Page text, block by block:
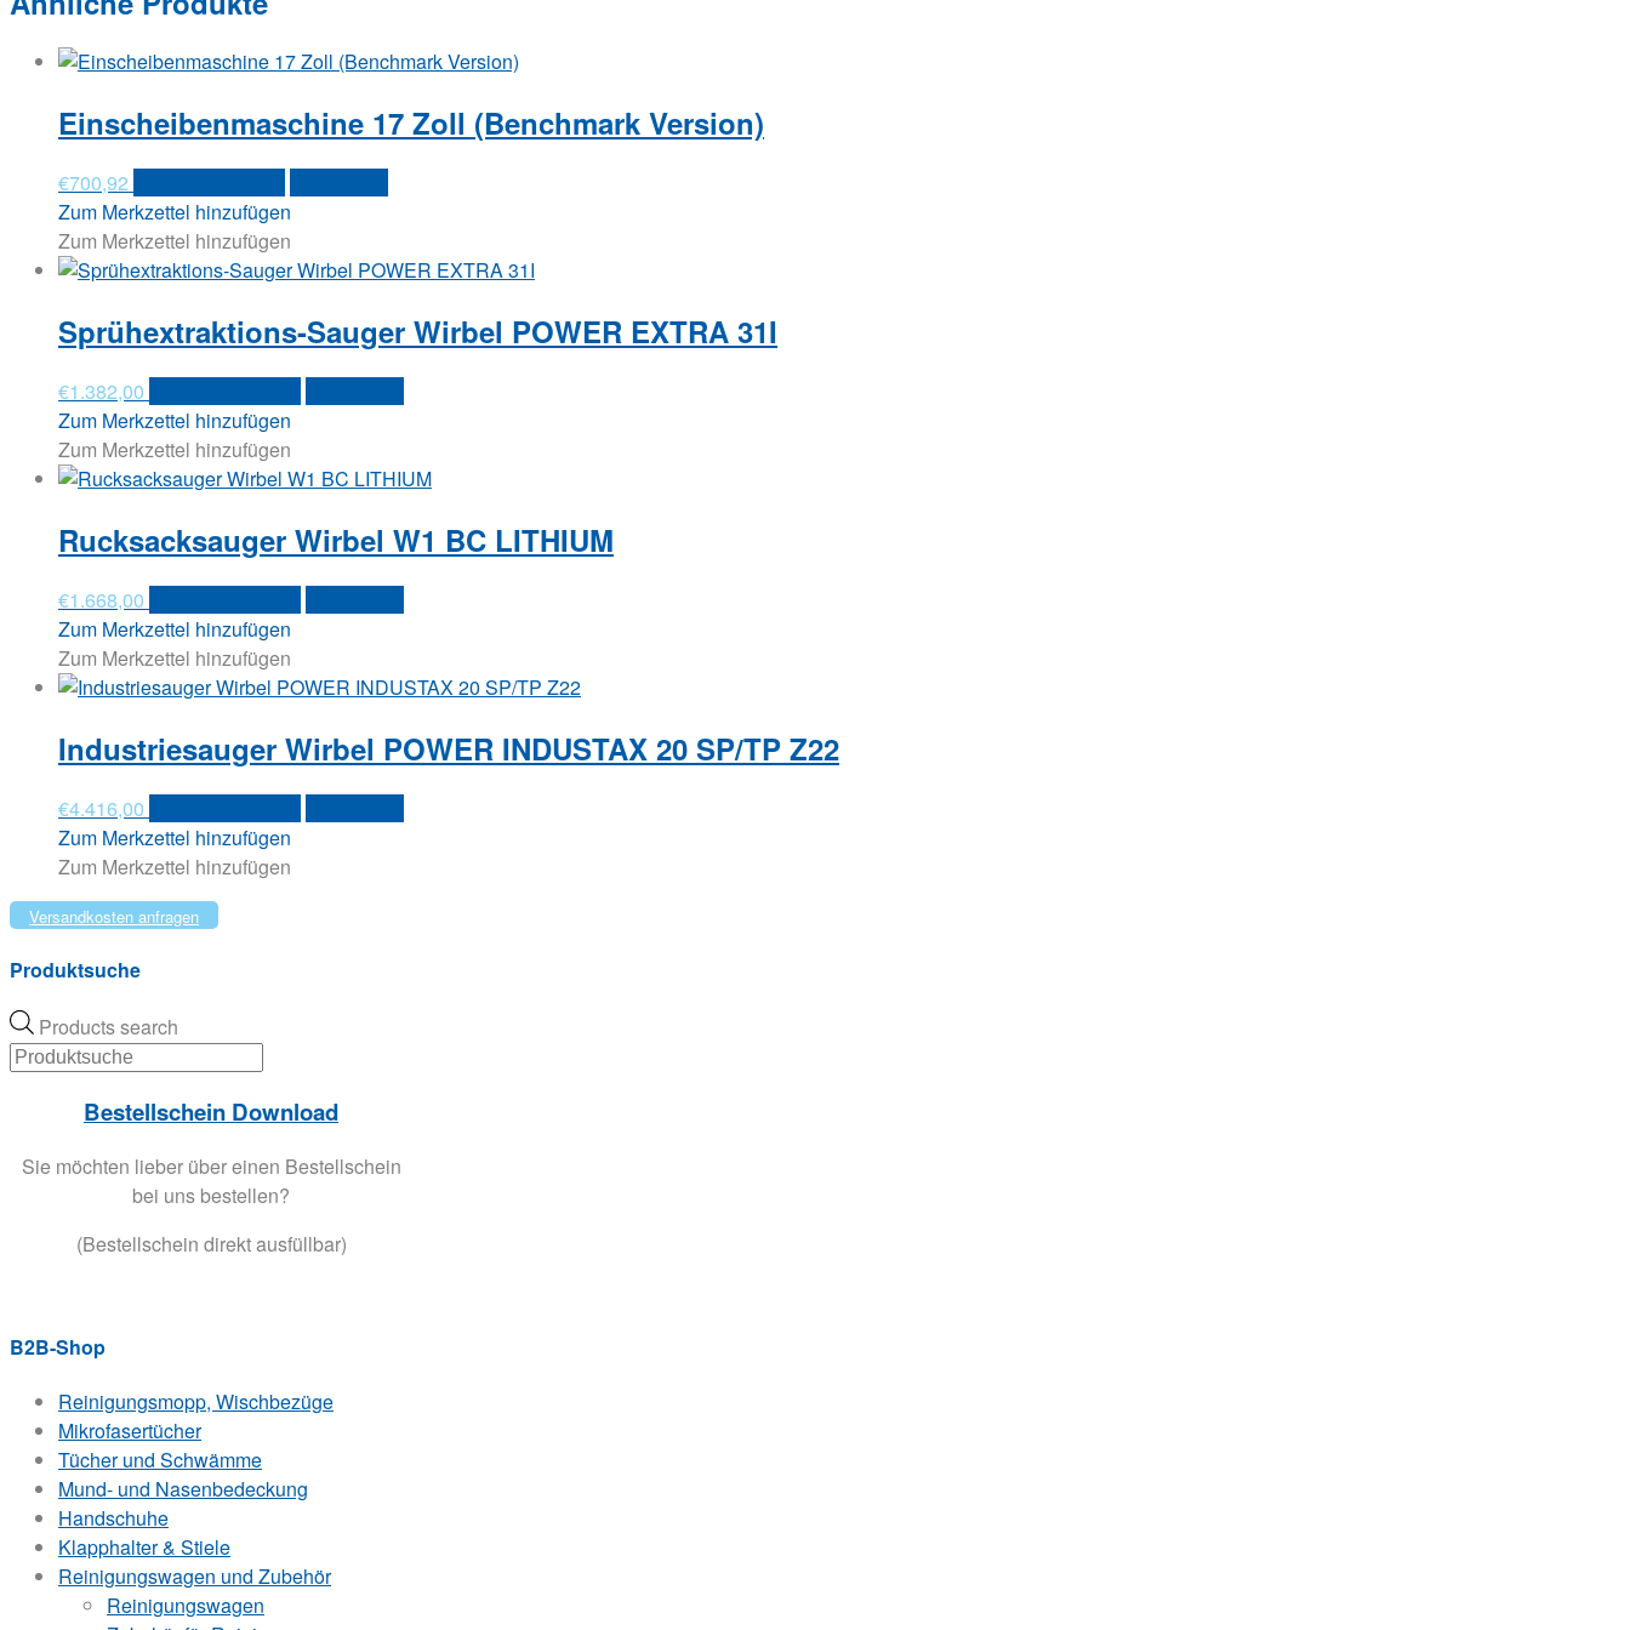
Einscheibenmaschine 17 Zoll (Benchmark Version)
€700,92
Zum Merkzettel hinzufügen
Zum Merkzettel hinzufügen
Sprühextraktions-Sauger Wirbel POWER EXTRA 31I
€1.382,00
Zum Merkzettel hinzufügen
Zum Merkzettel hinzufügen
Rucksacksauger Wirbel W1 BC LITHIUM
€1.668,00
Zum Merkzettel hinzufügen
Zum Merkzettel hinzufügen
Industriesauger Wirbel POWER INDUSTAX 20 SP/TP Z22
€4.416,00
Zum Merkzettel hinzufügen
Zum Merkzettel hinzufügen
Versandkosten anfragen
Produktsuche
Products search
Bestellschein Download
Sie möchten lieber über einen Bestellschein
bei uns bestellen?
(Bestellschein direkt ausfüllbar)
B2B-Shop
Reinigungsmopp, Wischbezüge
Mikrofasertücher
Tücher und Schwämme
Mund- und Nasenbedeckung
Handschuhe
Klapphalter & Stiele
Reinigungswagen und Zubehör
Reinigungswagen